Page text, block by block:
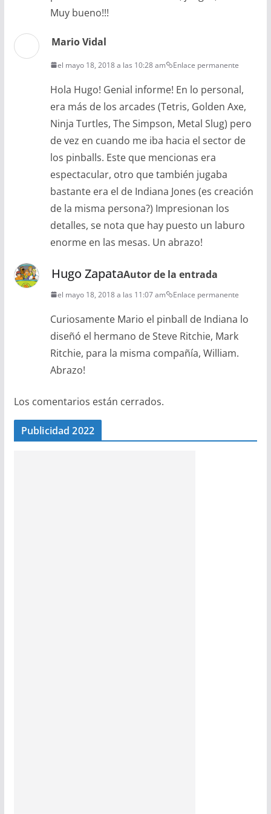
Muy bueno!!!
Mario Vidal
el mayo 18, 2018 a las 10:28 am Enlace permanente
Hola Hugo! Genial informe! En lo personal,
era más de los arcades (Tetris, Golden Axe,
Ninja Turtles, The Simpson, Metal Slug) pero
de vez en cuando me iba hacia el sector de
los pinballs. Este que mencionas era
espectacular, otro que también jugaba
bastante era el de Indiana Jones (es creación
de la misma persona?) Impresionan los
detalles, se nota que hay puesto un laburo
enorme en las mesas. Un abrazo!
Hugo ZapataAutor de la entrada
el mayo 18, 2018 a las 11:07 am Enlace permanente
Curiosamente Mario el pinball de Indiana lo
diseñó el hermano de Steve Ritchie, Mark
Ritchie, para la misma compañía, William.
Abrazo!
Los comentarios están cerrados.
Publicidad 2022